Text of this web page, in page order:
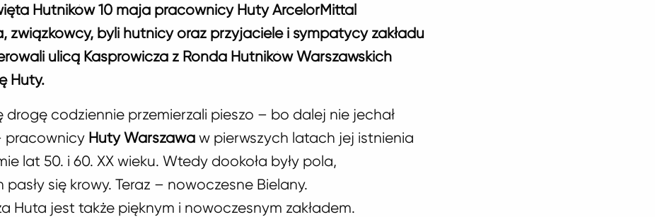
Hutników 10 maja pracownicy Huty ArcelorMittal
związkowcy, byli hutnicy oraz przyjaciele i sympatycy zakładu
ulicą Kasprowicza z Ronda Hutników Warszawskich
Huty.
drogę codziennie przemierzali pieszo – bo dalej nie jechał
pracownicy Huty Warszawa w pierwszych latach jej istnienia
lat 50. i 60. XX wieku. Wtedy dookoła były pola,
się krowy. Teraz – nowoczesne Bielany.
Huta jest także pięknym i nowoczesnym zakładem.